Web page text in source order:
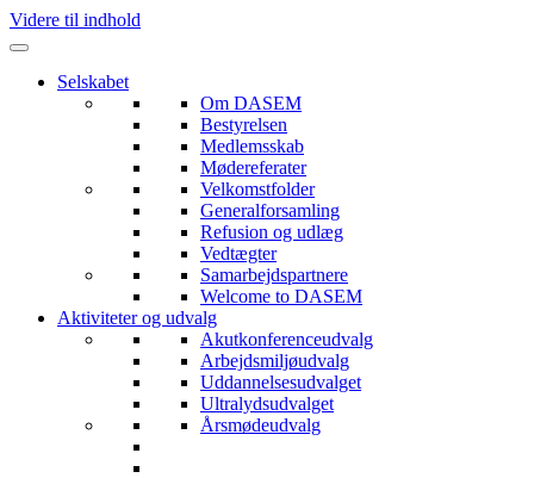
Videre til indhold
Selskabet
Om DASEM
Bestyrelsen
Medlemsskab
Mødereferater
Velkomstfolder
Generalforsamling
Refusion og udlæg
Vedtægter
Samarbejdspartnere
Welcome to DASEM
Aktiviteter og udvalg
Akutkonferenceudvalg
Arbejdsmiljøudvalg
Uddannelsesudvalget
Ultralydsudvalget
Årsmødeudvalg